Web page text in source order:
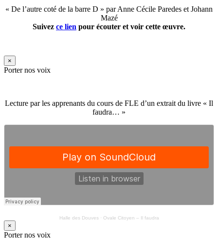
« De l’autre coté de la barre D » par Anne Cécile Paredes et Johann
Mazé
Suivez ce lien pour écouter et voir cette œuvre.
×
Porter nos voix
Lecture par les apprenants du cours de FLE d’un extrait du livre « Il
faudra… »
Halle des Douves· Ovale Citoyen – Il faudra
×
Porter nos voix